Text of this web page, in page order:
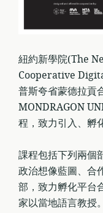
紐約新學院(The
Cooperative
普斯夸省蒙德拉貢
MONDRAGON
程，致力引入、孵
課程包括下列兩個
政治想像藍圖、合
部，致力孵化平台
家以當地語言教授。